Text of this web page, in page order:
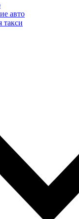
авто
такси